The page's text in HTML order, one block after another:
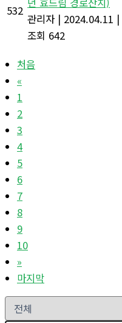
532
관리자 | 2024.04.11 |
조회 642
처음
«
1
2
3
4
5
6
7
8
9
10
»
마지막